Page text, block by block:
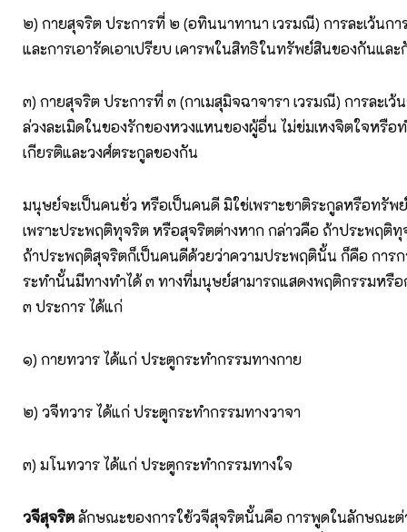
๒) กายสุจริต ประการที่ ๒ (อทินนาทานา เวรมณี) การละเว้นก
และการเอารัดเอาเปรียบ เคารพในสิทธิในทรัพย์สินของกันและ
๓) กายสุจริต ประการที่ ๓ (กาเมสุมิจฉาจารา เวรมณี) การละเ
ล่วงละเมิดในของรักของหวงแหนของผู้อื่น ไม่ข่มเหงจิตใจหรือ
เกียรติและวงศ์ตระกูลของกัน
มนุษย์จะเป็นคนชั่ว หรือเป็นคนดี มิใช่เพราะชาติระกูลหรือทรัพ
เพราะประพฤติทุจริต หรือสุจริตต่างหาก กล่าวคือ ถ้าประพฤติ
ถ้าประพฤติสุจริตก็เป็นคนดีด้วยว่าความประพฤตินั้น ก็คือ การก
ระทำนั้นมีทางทำได้ ๓ ทางที่มนุษย์สามารถแสดงพฤติกรรมหรื
๓ ประการ ได้แก่
๑) กายทวาร ได้แก่ ประตูกระทำกรรมทางกาย
๒) วจีทวาร ได้แก่ ประตูกระทำกรรมทางวาจา
๓) มโนทวาร ได้แก่ ประตูกระทำกรรมทางใจ
วจีสุจริตลักษณะของการใช้วจีสุจริตนั้นคือ การพูดในลักษณะต่